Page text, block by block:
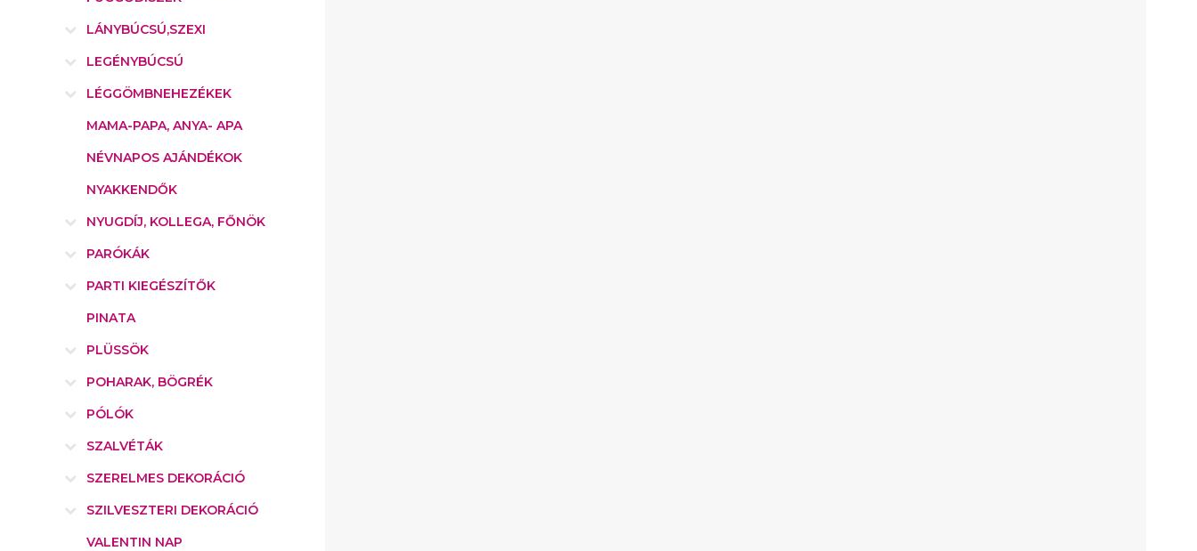
LÁNYBÚCSÚ,SZEXI
LEGÉNYBÚCSÚ
LÉGGÖMBNEHEZÉKEK
MAMA-PAPA, ANYA- APA
NÉVNAPOS AJÁNDÉKOK
NYAKKENDŐK
NYUGDÍJ, KOLLEGA, FŐNÖK
PARÓKÁK
PARTI KIEGÉSZÍTŐK
PINATA
PLÜSSÖK
POHARAK, BÖGRÉK
PÓLÓK
SZALVÉTÁK
SZERELMES DEKORÁCIÓ
SZILVESZTERI DEKORÁCIÓ
VALENTIN NAP